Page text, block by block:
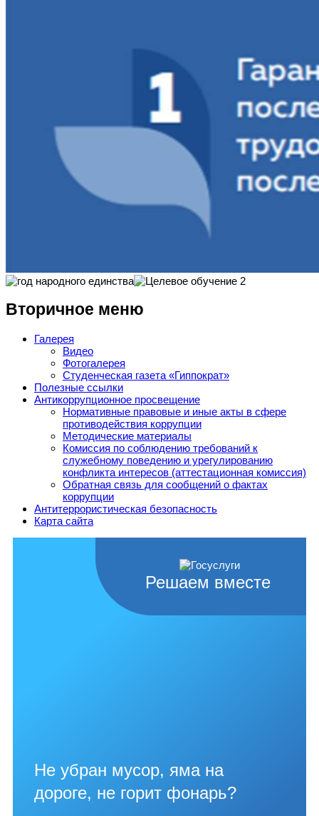
Вторичное меню
Галерея
Видео
Фотогалерея
Студенческая газета «Гиппократ»
Полезные ссылки
Антикоррупционное просвещение
Нормативные правовые и иные акты в сфере
противодействия коррупции
Методические материалы
Комиссия по соблюдению требований к
служебному поведению и урегулированию
конфликта интересов (аттестационная комиссия)
Обратная связь для сообщений о фактах
коррупции
Антитеррористическая безопасность
Карта сайта
Решаем вместе
Не убран мусор, яма на
дороге, не горит фонарь?